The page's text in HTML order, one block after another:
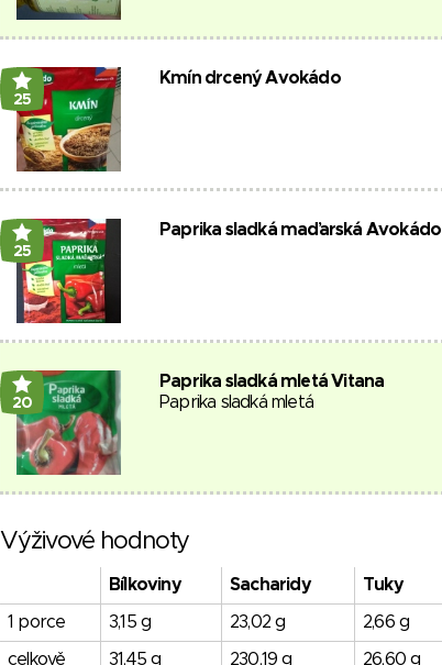
25
Kmín drcený Avokádo
25
Paprika sladká maďarská Avokádo
20
Paprika sladká mletá Vitana
Paprika sladká mletá
Výživové hodnoty
Bílkoviny Sacharidy Tuky
1 porce 3,15 g 23,02 g 2,66 g
celkově 31,45 g 230,19 g 26,60 g